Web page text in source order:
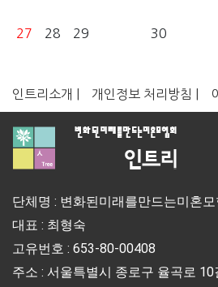
27 28 29 30
인트리소개 | 개인정보 처리방침 |
단체명 : 변화된미래를만드는미혼모
대표 : 최형숙
고유번호 : 653-80-00408
주소 : 서울특별시 종로구 율곡로